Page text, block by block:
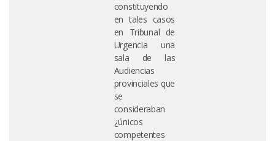
constituyendo
en tales casos
en Tribunal de
Urgencia una
sala de las
Audiencias
provinciales que
se
consideraban
¿únicos
competentes